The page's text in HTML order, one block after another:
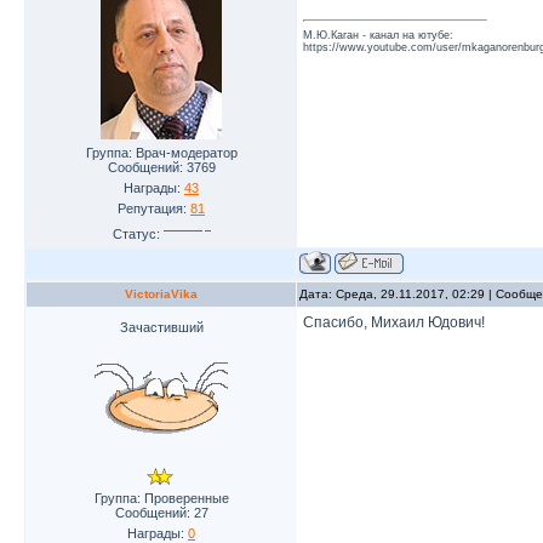
Группа: Врач-модератор
Сообщений: 3769
Награды: 43
Репутация: 81
Статус:
М.Ю.Каган - канал на ютубе:
https://www.youtube.com/user/
VictoriaVika Дата: Среда, 29.11.2017, 02:29 |
Зачастивший
Группа: Проверенные
Сообщений: 27
Награды: 0
Спасибо, Михаил Юдович!